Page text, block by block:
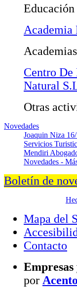
Academia
Centro
Natural
Otras
Novedades
Joaquin Niza
Servicios
Mendiri
Novedades -
Boletín de
Mapa del
Contacto
por